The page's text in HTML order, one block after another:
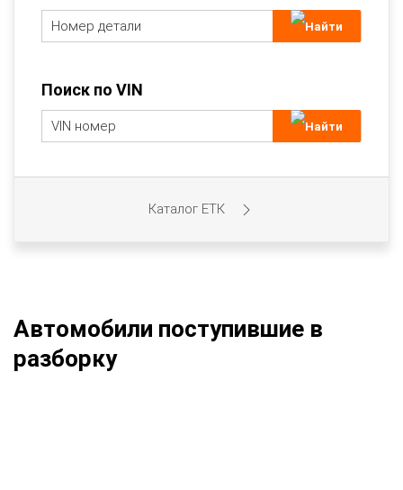
Поиск по VIN
Каталог ЕТК
Автомобили поступившие в
разборку